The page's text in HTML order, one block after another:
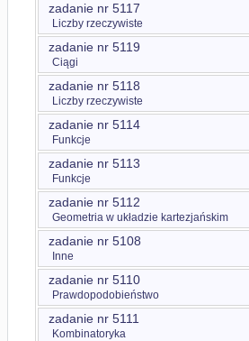
zadanie nr 5117
Liczby rzeczywiste
zadanie nr 5119
Ciągi
zadanie nr 5118
Liczby rzeczywiste
zadanie nr 5114
Funkcje
zadanie nr 5113
Funkcje
zadanie nr 5112
Geometria w układzie kartezjańskim
zadanie nr 5108
Inne
zadanie nr 5110
Prawdopodobieństwo
zadanie nr 5111
Kombinatoryka